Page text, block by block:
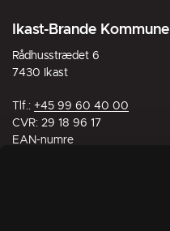
Ikast-Brande Kommune
Rådhusstrædet 6
7430 Ikast
Tlf.: +45 99 60 40 00
CVR: 29 18 96 17
EAN-numre